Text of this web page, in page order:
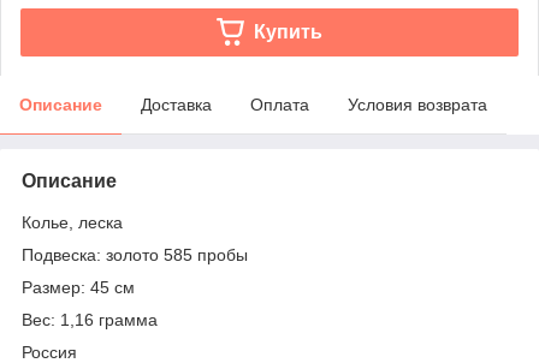
Купить
Описание Доставка Оплата Условия возврата
Описание
Колье, леска
Подвеска: золото 585 пробы
Размер: 45 см
Вес: 1,16 грамма
Россия